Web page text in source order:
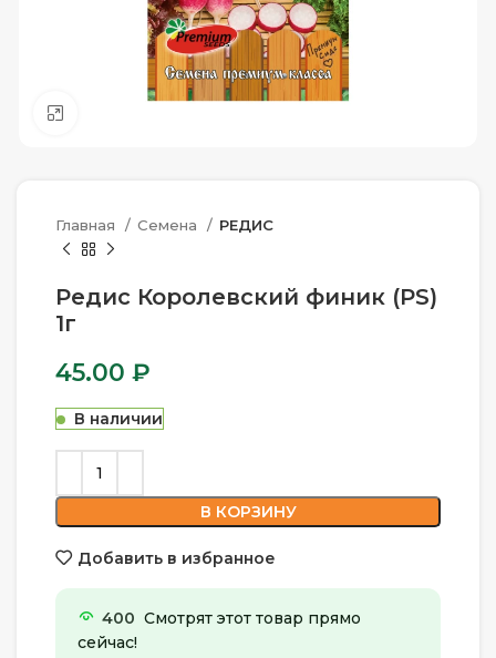
Главная Семена РЕДИС
Редис Королевский финик (PS)
1г
45.00 ₽
В наличии
В КОРЗИНУ
Добавить в избранное
400 Смотрят этот товар прямо
сейчас!